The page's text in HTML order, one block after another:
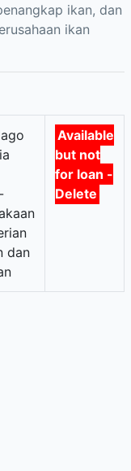
ikan, dan
ikan
dan
Available
but not
for loan -
Delete